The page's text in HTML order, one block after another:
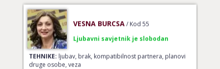
TEHNIKE:ljubav, brak, kompatibilnost partnera, planovi
druge osobe, veza